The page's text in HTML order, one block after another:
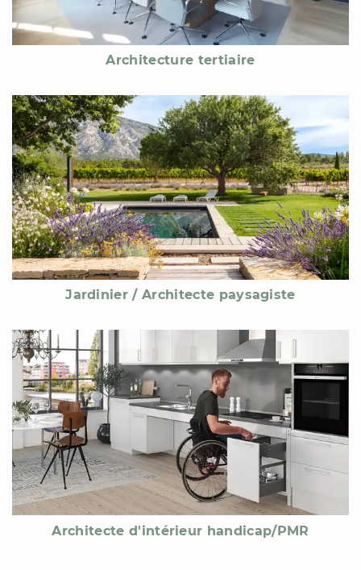
Architecture tertiaire
Jardinier / Architecte paysagiste
Architecte d'intérieur handicap/PMR